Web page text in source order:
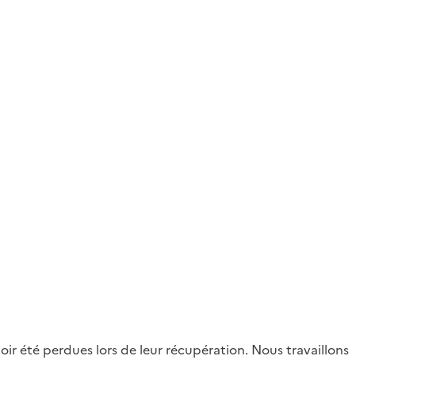
été perdues lors de leur récupération. Nous travaillons